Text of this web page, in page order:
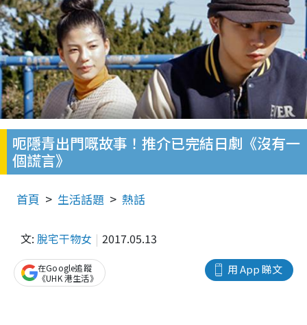
呃隱青出門嘅故事！推介已完結日劇《沒有一
個謊言》
首頁 生活話題 熱話
文: 脫宅干物女 2017.05.13
用 App 睇文
在Google追蹤
《UHK 港生活》